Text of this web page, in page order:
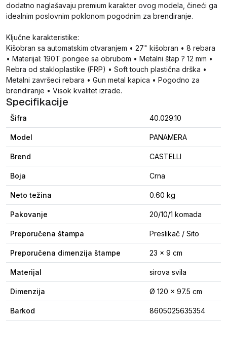
dodatno naglašavaju premium karakter ovog modela, čineći ga
idealnim poslovnim poklonom pogodnim za brendiranje.
Ključne karakteristike:
Kišobran sa automatskim otvaranjem • 27" kišobran • 8 rebara
• Materijal: 190T pongee sa obrubom • Metalni štap ? 12 mm •
Rebra od stakloplastike (FRP) • Soft touch plastična drška •
Metalni završeci rebara • Gun metal kapica • Pogodno za
brendiranje • Visok kvalitet izrade.
Specifikacije
Šifra 40.029.10
Model PANAMERA
Brend CASTELLI
Boja Crna
Neto težina 0.60 kg
Pakovanje 20/10/1 komada
Preporučena štampa Preslikač / Sito
Preporučena dimenzija štampe 23 x 9 cm
Materijal sirova svila
Dimenzija Ø 120 x 97.5 cm
Barkod 8605025635354